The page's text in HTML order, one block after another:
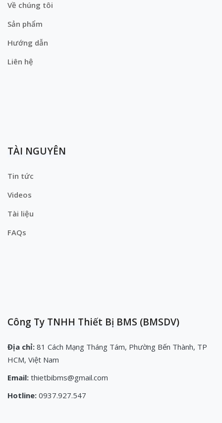
Về chúng tôi
Sản phẩm
Hướng dẫn
Liên hệ
TÀI NGUYÊN
Tin tức
Videos
Tài liệu
FAQs
Công Ty TNHH Thiết Bị BMS (BMSDV)
Địa chỉ: 81 Cách Mạng Tháng Tám, Phường Bến Thành, TP
HCM, Việt Nam
Email: thietbibms@gmail.com
Hotline: 0937.927.547